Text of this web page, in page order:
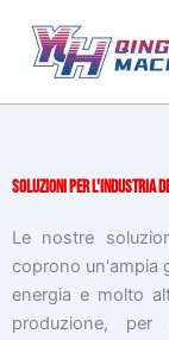
contenuto
Soluzioni per l'industria
Le nostre
coprono un'ampia
energia e molto
produzione,